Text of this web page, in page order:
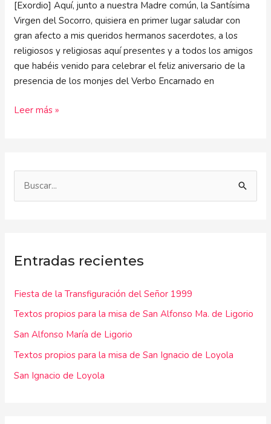
[Exordio] Aquí, junto a nuestra Madre común, la Santísima
Virgen del Socorro, quisiera en primer lugar saludar con
gran afecto a mis queridos hermanos sacerdotes, a los
religiosos y religiosas aquí presentes y a todos los amigos
que habéis venido para celebrar el feliz aniversario de la
presencia de los monjes del Verbo Encarnado en
Leer más »
a
p
o
r
:
Entradas recientes
Fiesta de la Transfiguración del Señor 1999
Textos propios para la misa de San Alfonso Ma. de Ligorio
San Alfonso María de Ligorio
Textos propios para la misa de San Ignacio de Loyola
San Ignacio de Loyola